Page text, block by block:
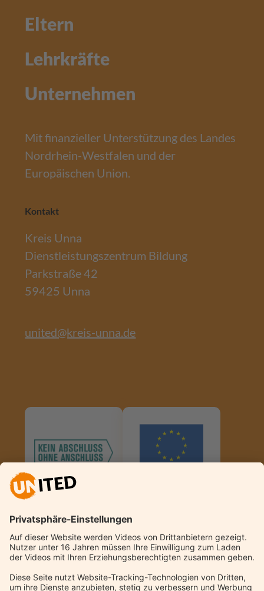
Eltern
Lehrkräfte
Unternehmen
Mit finanzieller Unterstützung des Landes
Nordrhein-Westfalen und der
Europäischen Union.
Kontakt
Kreis Unna
Dienstleistungszentrum Bildung
Parkstraße 42
59425 Unna
united@kreis-unna.de